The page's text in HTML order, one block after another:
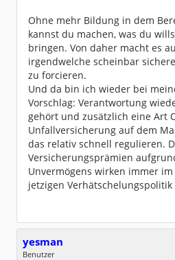
Ohne mehr Bildung in dem
kannst du machen, was du
bringen. Von daher macht es
irgendwelche scheinbar
zu forcieren.
Und da bin ich wieder bei
Vorschlag: Verantwortung
gehört und zusätzlich eine Art
Unfallversicherung auf dem
das relativ schnell regulieren.
Versicherungsprämien
Unvermögens wirken immer
jetzigen
yesman
Benutzer